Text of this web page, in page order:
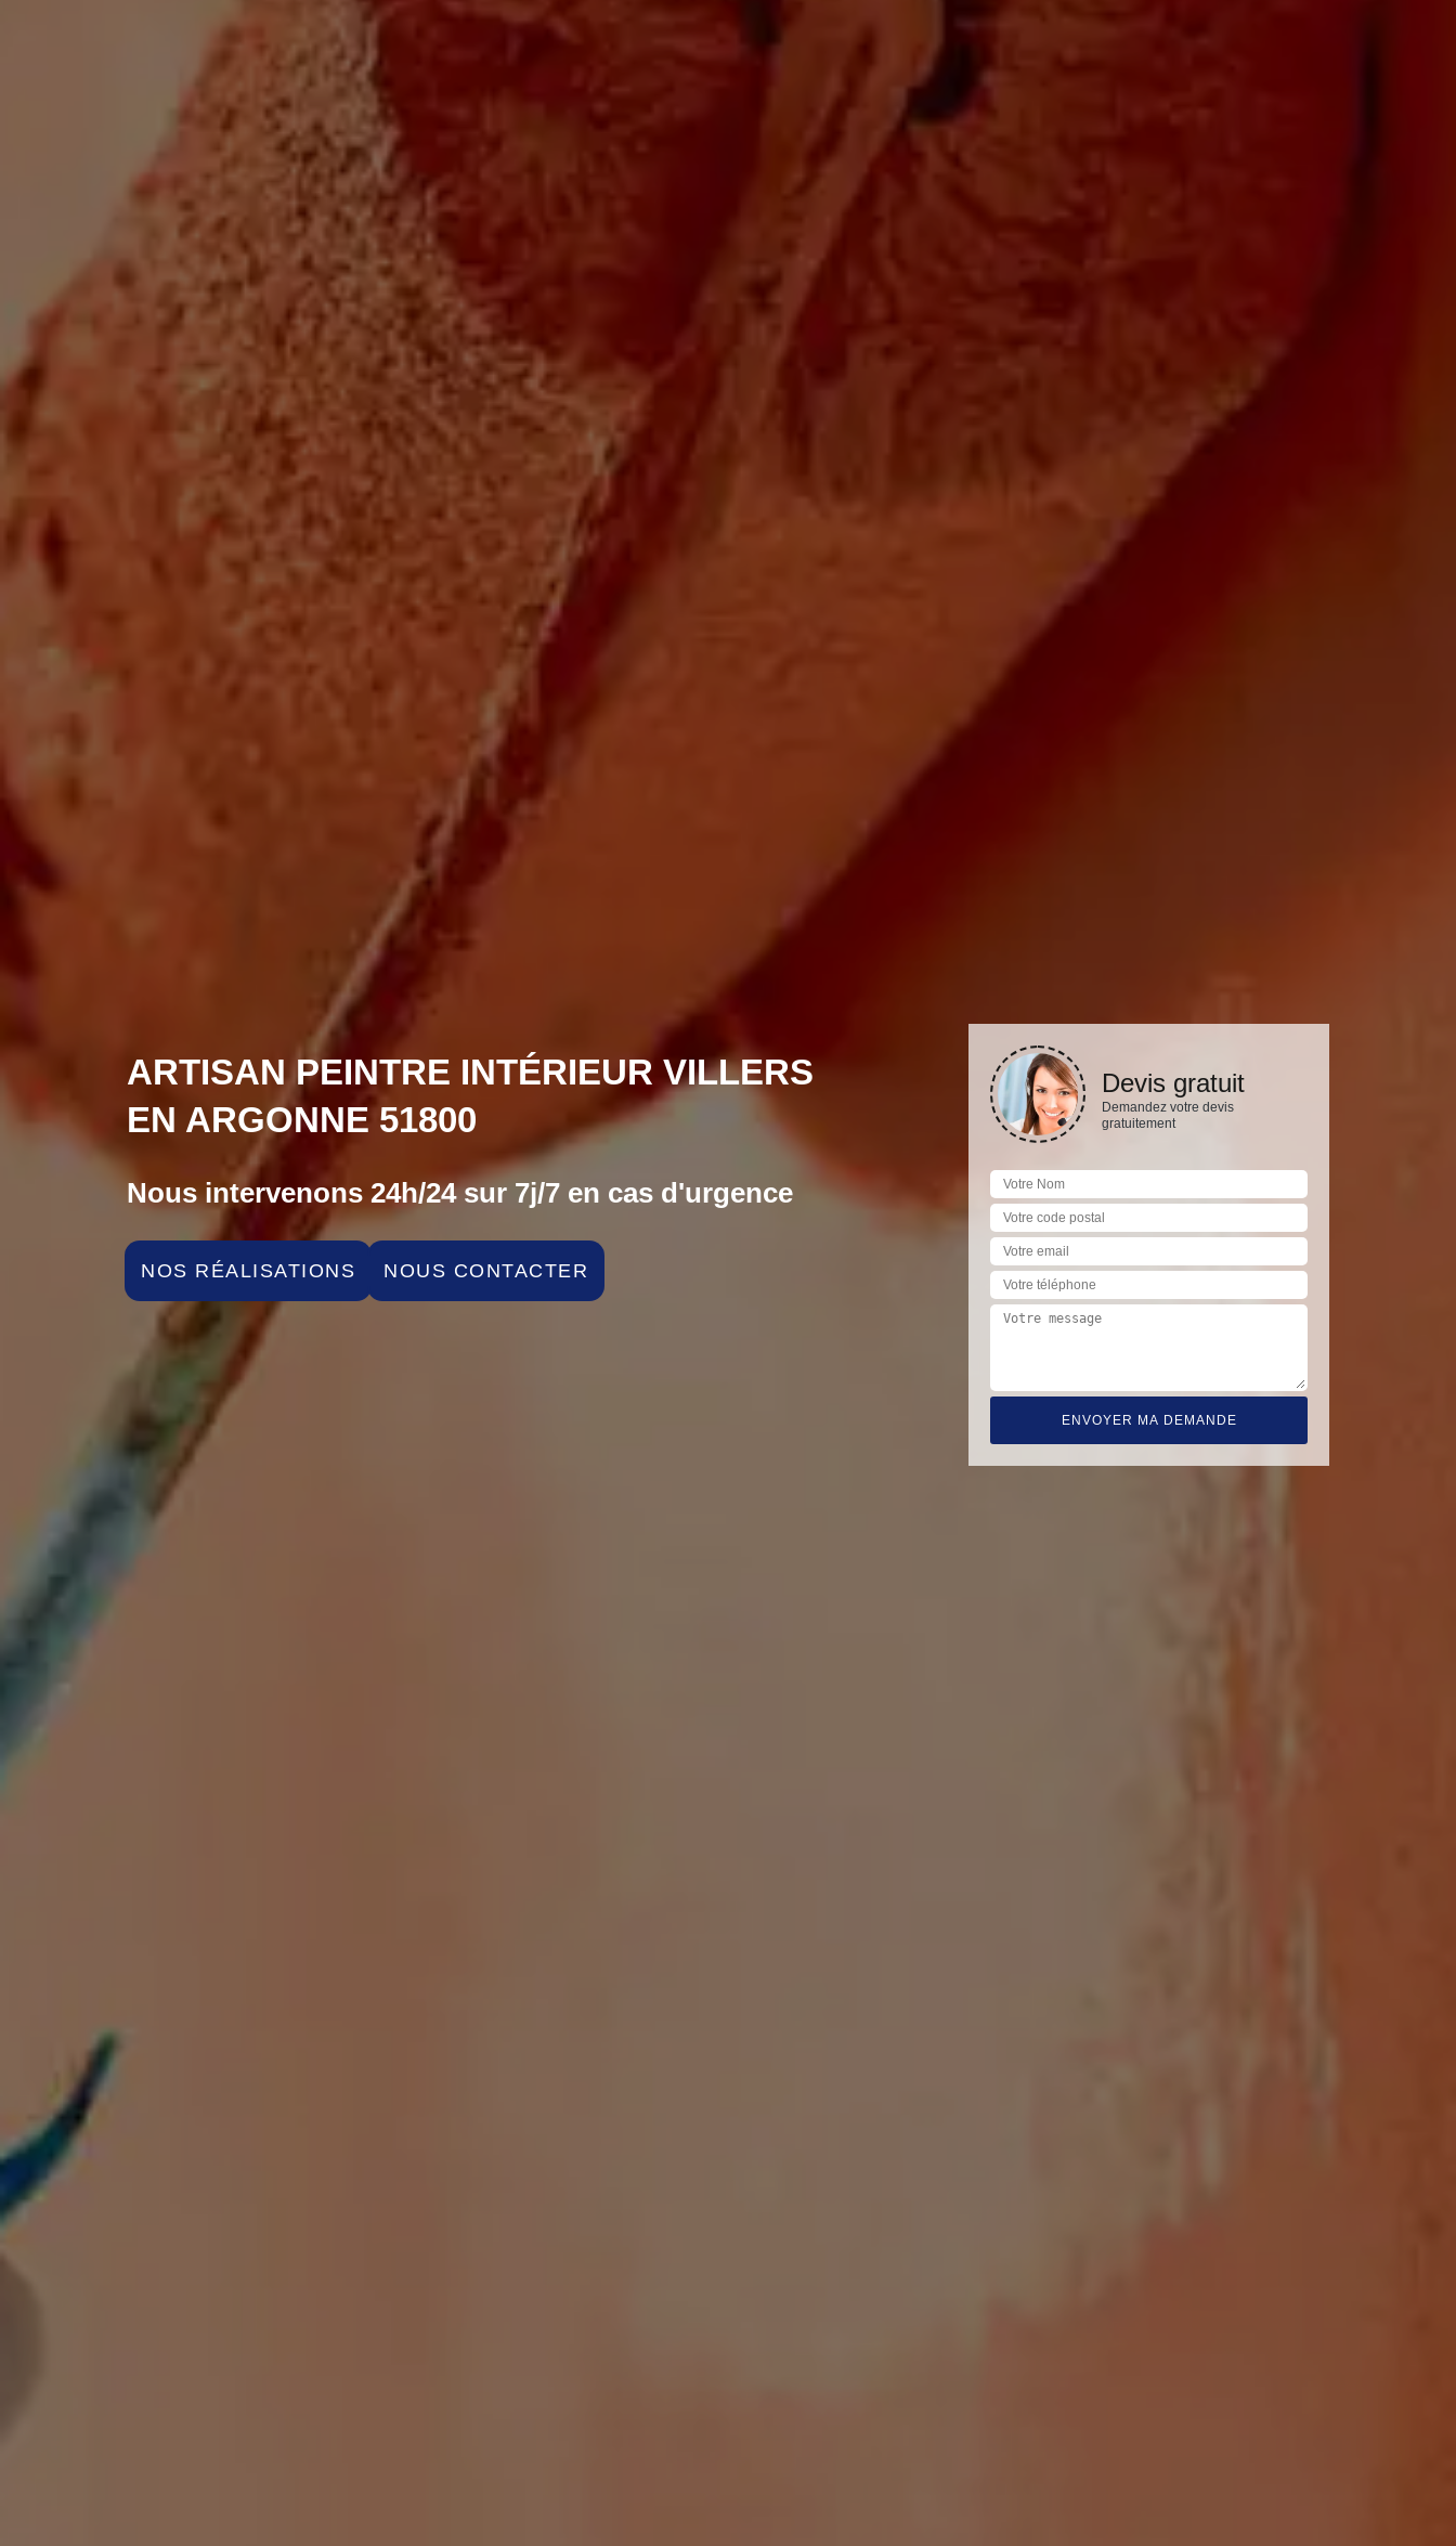
ARTISAN PEINTRE INTÉRIEUR VILLERS
EN ARGONNE 51800
Nous intervenons 24h/24 sur 7j/7 en cas d'urgence
NOS RÉALISATIONS NOUS CONTACTER
Devis gratuit
Demandez votre devis
gratuitement